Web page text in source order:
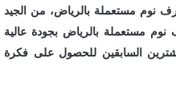
نوم مستعملة بالرياض، من الجيد
نوم مستعملة بالرياض بجودة عالية
السابقين للحصول على فكرة